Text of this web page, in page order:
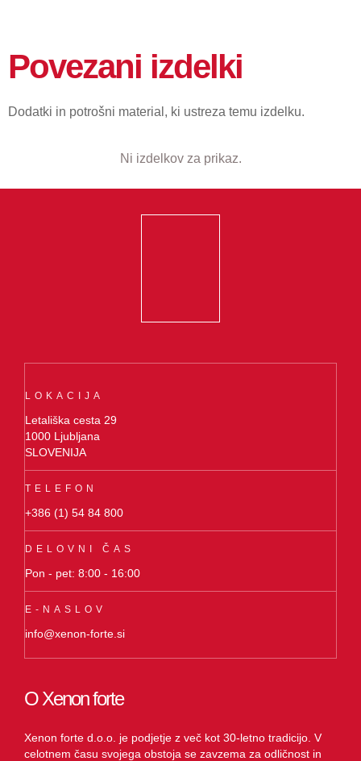
Povezani izdelki
Dodatki in potrošni material, ki ustreza temu izdelku.
Ni izdelkov za prikaz.
LOKACIJA
Letališka cesta 29
1000 Ljubljana
SLOVENIJA
TELEFON
+386 (1) 54 84 800
DELOVNI ČAS
Pon - pet: 8:00 - 16:00
E-NASLOV
info@xenon-forte.si
O Xenon forte
Xenon forte d.o.o. je podjetje z več kot 30-letno tradicijo. V
celotnem času svojega obstoja se zavzema za odličnost in